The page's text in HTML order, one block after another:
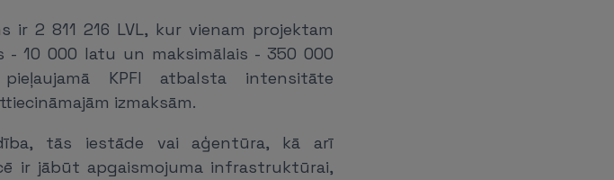
ir 2 811 216 LVL, kur vienam projektam
- 10 000 latu un maksimālais - 350 000
KPFI atbalsta intensitāte
izmaksām.
tās iestāde vai aģentūra, kā arī
ir jābūt apgaismojuma infrastruktūrai,